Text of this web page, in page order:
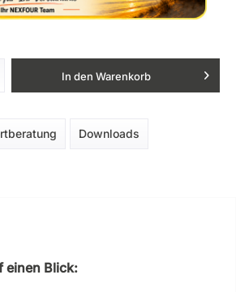
In den Warenkorb
Downloads
einen Blick: